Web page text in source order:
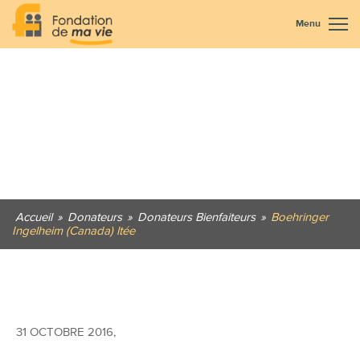
Menu
Accueil » Donateurs » Donateurs Bienfaiteurs » Boehringer
Ingelheim (Canada) ltée
31 OCTOBRE 2016,